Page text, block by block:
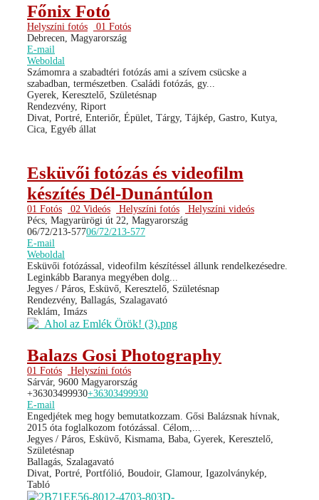
Főnix Fotó
Helyszíni fotós
01 Fotós
Debrecen, Magyarország
E-mail
Weboldal
Számomra a szabadtéri fotózás ami a szívem csücske a
szabadban, természetben. Családi fotózás, gy...
Gyerek, Keresztelő, Születésnap
Rendezvény, Riport
Divat, Portré, Enteriőr, Épület, Tárgy, Tájkép, Gastro, Kutya,
Cica, Egyéb állat
Esküvői fotózás és videofilm
készítés Dél-Dunántúlon
01 Fotós 02 Videós Helyszíni fotós
Helyszíni videós
Pécs, Magyarürögi út 22, Magyarország
06/72/213-57706/72/213-577
E-mail
Weboldal
Esküvői fotózással, videofilm készítéssel állunk rendelkezésedre.
Leginkább Baranya megyében dolg...
Jegyes / Páros, Esküvő, Keresztelő, Születésnap
Rendezvény, Ballagás, Szalagavató
Reklám, Imázs
Balazs Gosi Photography
01 Fotós
Helyszíni fotós
Sárvár, 9600 Magyarország
+36303499930+36303499930
E-mail
Engedjétek meg hogy bemutatkozzam. Gősi Balázsnak hívnak,
2015 óta foglalkozom fotózással. Célom,...
Jegyes / Páros, Esküvő, Kismama, Baba, Gyerek, Keresztelő,
Születésnap
Ballagás, Szalagavató
Divat, Portré, Portfólió, Boudoir, Glamour, Igazolványkép,
Tabló